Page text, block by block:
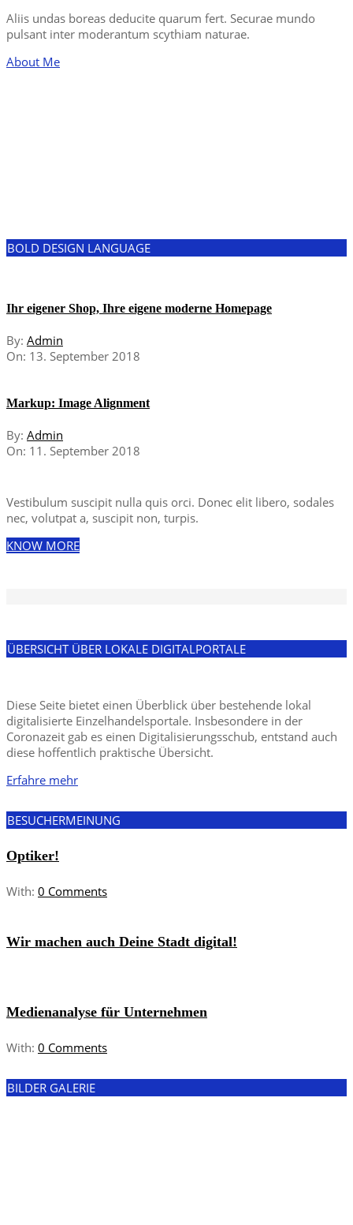
Aliis undas boreas deducite quarum fert. Securae mundo
pulsant inter moderantum scythiam naturae.
About Me
BOLD DESIGN LANGUAGE
Ihr eigener Shop, Ihre eigene moderne Homepage
By: Admin
On: 13. September 2018
Markup: Image Alignment
By: Admin
On: 11. September 2018
Vestibulum suscipit nulla quis orci. Donec elit libero, sodales
nec, volutpat a, suscipit non, turpis.
KNOW MORE
ÜBERSICHT ÜBER LOKALE DIGITALPORTALE
Diese Seite bietet einen Überblick über bestehende lokal
digitalisierte Einzelhandelsportale. Insbesondere in der
Coronazeit gab es einen Digitalisierungsschub, entstand auch
diese hoffentlich praktische Übersicht.
Erfahre mehr
BESUCHERMEINUNG
Optiker!
With: 0 Comments
Wir machen auch Deine Stadt digital!
Medienanalyse für Unternehmen
With: 0 Comments
BILDER GALERIE